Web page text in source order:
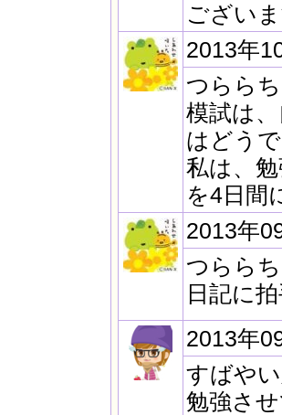
ござい
2013年
つらら
模試は
はどう
私は、
を4日間
2013年
つらら
日記に
2013年
すばや
勉強さ